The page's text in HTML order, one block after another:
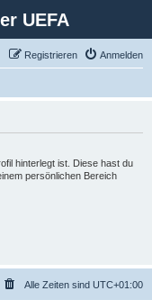
UEFA
Anmelden
Registrieren
hinterlegt ist. Diese hast du
persönlichen Bereich
Alle Zeiten sind UTC+01:00